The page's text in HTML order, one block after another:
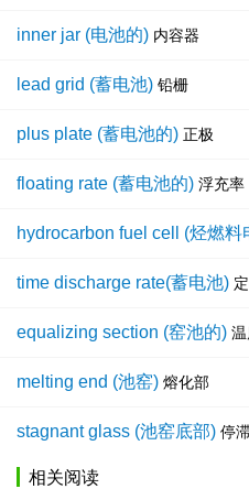
inner jar (电池的) 内容器
lead grid (蓄电池) 铅栅
plus plate (蓄电池的) 正极
floating rate (蓄电池的) 浮充率
hydrocarbon fuel cell (烃燃料
time discharge rate(蓄电池)
equalizing section (窑池的)
melting end (池窑) 熔化部
stagnant glass (池窑底部) 停
相关阅读